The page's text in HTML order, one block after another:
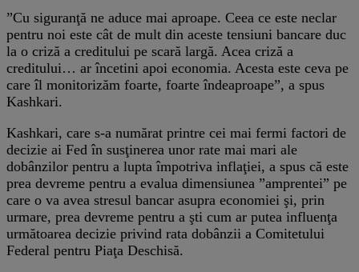
”Cu siguranţă ne aduce mai aproape. Ceea ce este neclar
pentru noi este cât de mult din aceste tensiuni bancare duc
la o criză a creditului pe scară largă. Acea criză a
creditului… ar încetini apoi economia. Acesta este ceva pe
care îl monitorizăm foarte, foarte îndeaproape”, a spus
Kashkari.
Kashkari, care s-a numărat printre cei mai fermi factori de
decizie ai Fed în susţinerea unor rate mai mari ale
dobânzilor pentru a lupta împotriva inflaţiei, a spus că este
prea devreme pentru a evalua dimensiunea ”amprentei” pe
care o va avea stresul bancar asupra economiei şi, prin
urmare, prea devreme pentru a şti cum ar putea influenţa
următoarea decizie privind rata dobânzii a Comitetului
Federal pentru Piaţa Deschisă.